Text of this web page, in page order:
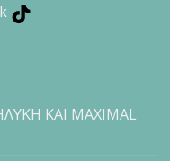
ΚΑΙ MAXIMAL